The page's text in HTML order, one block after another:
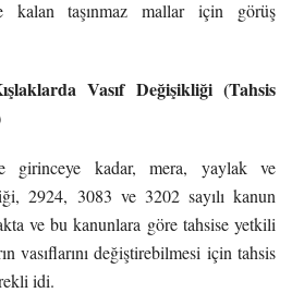
taşınmaz mallar için görüş
Vasıf Değişikliği (Tahsis
girinceye kadar, mera, yaylak ve
2924, 3083 ve 3202 sayılı kanun
ve bu kanunlara göre tahsise yetkili
vasıflarını değiştirebilmesi için tahsis
idi.